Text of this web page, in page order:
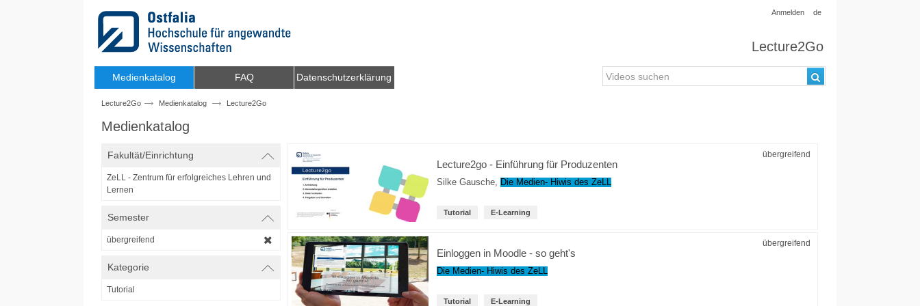
Anmelden de
Lecture2Go
Medienkatalog FAQ Datenschutzerklärung
Lecture2Go Medienkatalog Lecture2Go
Medienkatalog
Fakultät/Einrichtung
ZeLL - Zentrum für erfolgreiches Lehren und
Lernen
Semester
übergreifend
Kategorie
Tutorial
übergreifend
Lecture2go - Einführung für Produzenten
Silke Gausche, Die Medien- Hiwis des ZeLL
Tutorial E-Learning
übergreifend
Einloggen in Moodle - so geht's
Die Medien- Hiwis des ZeLL
Tutorial E-Learning